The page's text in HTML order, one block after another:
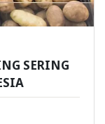
SERING